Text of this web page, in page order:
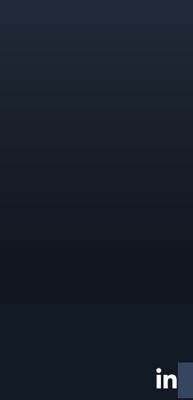
rapidamente (per